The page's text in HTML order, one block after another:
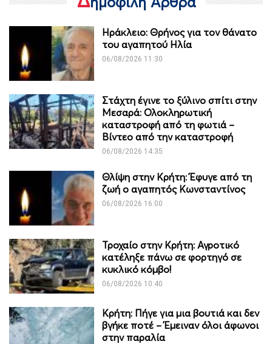
Ηράκλειο: Θρήνος για τον θάνατο
του αγαπητού Ηλία
06/08/2026 11:30
Στάχτη έγινε το ξύλινο σπίτι στην
Μεσαρά: Ολοκληρωτική
καταστροφή από τη φωτιά –
Βίντεο από την καταστροφή
06/08/2026 14:35
Θλίψη στην Κρήτη: Έφυγε από τη
ζωή ο αγαπητός Κωνσταντίνος
06/08/2026 16:00
Τροχαίο στην Κρήτη: Αγροτικό
κατέληξε πάνω σε φορτηγό σε
κυκλικό κόμβο!
06/08/2026 10:40
Κρήτη: Πήγε για μια βουτιά και δεν
βγήκε ποτέ – Έμειναν όλοι άφωνοι
στην παραλία